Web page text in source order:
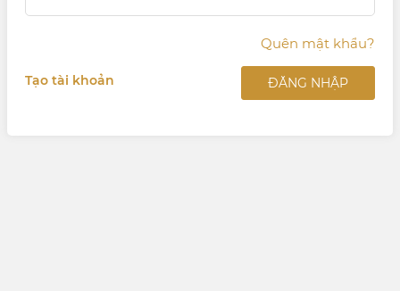
Quên mật khẩu?
Tạo tài khoản ĐĂNG NHẬP